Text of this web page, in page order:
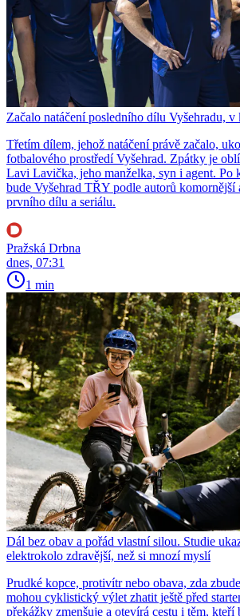
Začalo natáčení posledního dílu Vyšehradu,
Třetím dílem, jehož natáčení právě začalo,
fotbalového prostředí Vyšehrad. Zpátky je
Lavi Lavička, jeho manželka, syn i agent. Po
bude Vyšehrad TŘY podle autorů komornější
prvního dílu a seriálu.
Pražská Drbna
dnes, 07:31
1 min
Dál bez obav a pořád vlastní silou. Studie
elektrokolo zdravější, než si mnozí myslí
Prudké kopce, protivítr nebo obava, zda
mohou cyklistický výlet zhatit ještě před
překážky zmenšuje a otevírá cestu i těm, kteří